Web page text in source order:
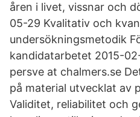
åren i livet, vissnar och
05-29 Kvalitativ och
undersökningsmetodik
kandidatarbetet 2015-
persve at chalmers.se
på material utvecklat av
Validitet, reliabilitet och